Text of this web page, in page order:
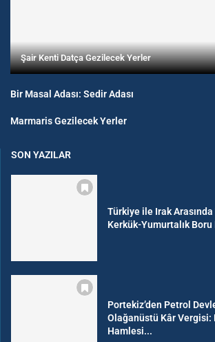
Şair Kenti Datça Gezilecek Yerler
Bir Masal Adası: Sedir Adası
Marmaris Gezilecek Yerler
SON YAZILAR
Türkiye ile Irak Arasında
Kerkük-Yumurtalık Boru
Portekiz’den Petrol
Olağanüstü Kâr Vergisi:
Hamlesi...